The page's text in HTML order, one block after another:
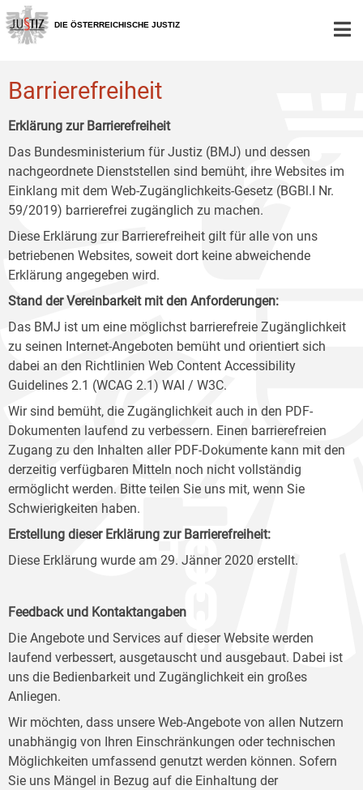
Zur
Hauptnavigation
[1]
Zum
Inhalt
[2]
Zum
Untermenü
[3]
DIE ÖSTERREICHISCHE JUSTIZ
Barrierefreiheit
Erklärung zur Barrierefreiheit
Das Bundesministerium für Justiz (BMJ) und dessen
nachgeordnete Dienststellen sind bemüht, ihre Websites im
Einklang mit dem Web-Zugänglichkeits-Gesetz (BGBl.I Nr.
59/2019) barrierefrei zugänglich zu machen.
Diese Erklärung zur Barrierefreiheit gilt für alle von uns
betriebenen Websites, soweit dort keine abweichende
Erklärung angegeben wird.
Stand der Vereinbarkeit mit den Anforderungen:
Das BMJ ist um eine möglichst barrierefreie Zugänglichkeit
zu seinen Internet-Angeboten bemüht und orientiert sich
dabei an den Richtlinien Web Content Accessibility
Guidelines 2.1 (WCAG 2.1) WAI / W3C.
Wir sind bemüht, die Zugänglichkeit auch in den PDF-
Dokumenten laufend zu verbessern. Einen barrierefreien
Zugang zu den Inhalten aller PDF-Dokumente kann mit den
derzeitig verfügbaren Mitteln noch nicht vollständig
ermöglicht werden. Bitte teilen Sie uns mit, wenn Sie
Schwierigkeiten haben.
Erstellung dieser Erklärung zur Barrierefreiheit:
Diese Erklärung wurde am 29. Jänner 2020 erstellt.
Feedback und Kontaktangaben
Die Angebote und Services auf dieser Website werden
laufend verbessert, ausgetauscht und ausgebaut. Dabei ist
uns die Bedienbarkeit und Zugänglichkeit ein großes
Anliegen.
Wir möchten, dass unsere Web-Angebote von allen Nutzern
unabhängig von Ihren Einschränkungen oder technischen
Möglichkeiten umfassend genutzt werden können. Sofern
Sie uns Mängel in Bezug auf die Einhaltung der